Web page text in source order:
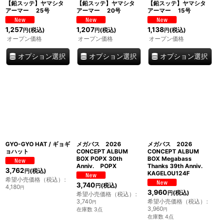
【鉛スッテ】ヤマシタ
アーマー 25号
1,257円 (税込)
オープン価格
オプション選択
【鉛スッテ】ヤマシタ
アーマー 20号
1,207円(税込)
オープン価格
オプション選択
【鉛スッテ】ヤマシタ
アーマー 15号
1,138円(税込)
オープン価格
オプション選択
GYO-GYO HAT / ギョギ
ョハット
3,762 円 (税込)
希望小売価格（税込） :
4,180円
メガバス 2026
CONCEPT ALBUM
BOX POPX 30th
Anniv. POPX
3,740 円(税込)
希望小売価格（税込） :
3,740円
在庫数 3点
メガバス 2026
CONCEPT ALBUM
BOX Megabass
Thanks 39th Anniv.
KAGELOU124F
3,960 円(税込)
希望小売価格（税込） :
3,960円
在庫数 4点